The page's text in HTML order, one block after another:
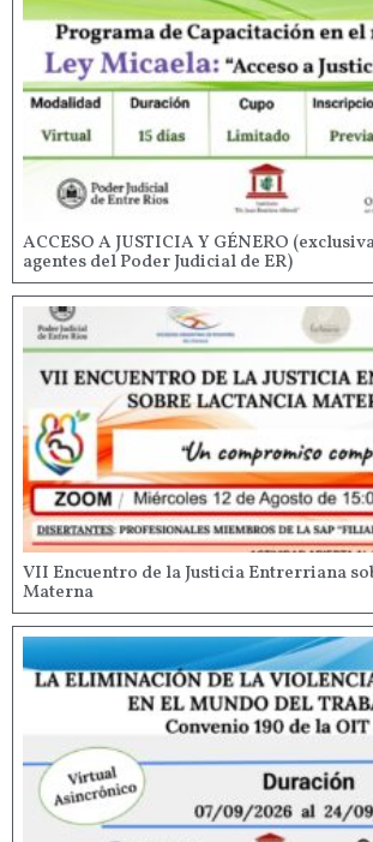
ACCESO A JUSTICIA Y GÉNERO
agentes del Poder Judicial de ER)
VII Encuentro de la Justicia Entrerriana
Materna